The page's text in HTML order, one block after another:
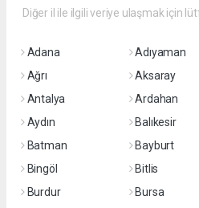
Diğer il ile ilgili veriye ulaşmak için
Adana Adıyaman
Ağrı
Aksaray
Antalya
Ardahan
Aydın
Balıkesir
Batman
Bayburt
Bingöl
Bitlis
Burdur
Bursa